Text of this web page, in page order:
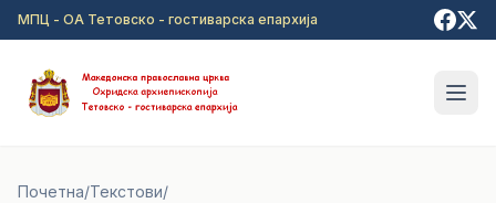
Прејди на главна содржина
МПЦ - ОА Тетовско - гостиварска епархија
Почетна/Текстови/